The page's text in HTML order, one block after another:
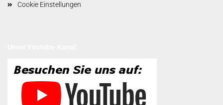
Cookie Einstellungen